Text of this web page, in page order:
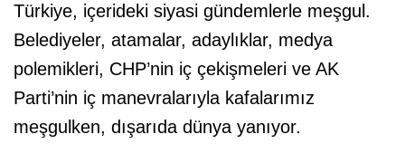
Türkiye, içerideki siyasi gündemlerle meşgul.
Belediyeler, atamalar, adaylıklar, medya
polemikleri, CHP’nin iç çekişmeleri ve AK
Parti’nin iç manevralarıyla kafalarımız
meşgulken, dışarıda dünya yanıyor.